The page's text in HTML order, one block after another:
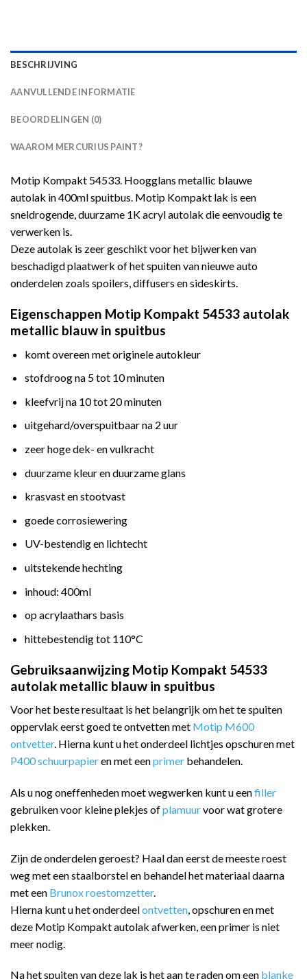
BESCHRIJVING
AANVULLENDE INFORMATIE
BEOORDELINGEN (0)
WAAROM MERCURIUS PAINT?
Motip Kompakt 54533. Hoogglans metallic blauwe
autolak in 400ml spuitbus. Motip Kompakt lak is een
sneldrogende, duurzame 1K acryl autolak die eenvoudig te
verwerken is.
Deze autolak is zeer geschikt voor het bijwerken van
beschadigd plaatwerk of het spuiten van nieuwe auto
onderdelen zoals spoilers, diffusers en sideskirts.
Eigenschappen Motip Kompakt 54533 autolak
metallic blauw in spuitbus
komt overeen met originele autokleur
stofdroog na 5 tot 10 minuten
kleefvrij na 10 tot 20 minuten
uitgehard/overspuitbaar na 2 uur
zeer hoge dek- en vulkracht
duurzame kleur en duurzame glans
krasvast en stootvast
goede corrosiewering
UV-bestendig en lichtecht
uitstekende hechting
inhoud: 400ml
op acrylaathars basis
hittebestendig tot 110°C
Gebruiksaanwijzing Motip Kompakt 54533
autolak metallic blauw in spuitbus
Voor het beste resultaat is het belangrijk om het te spuiten
oppervlak eerst goed te ontvetten met Motip M600
ontvetter. Hierna kunt u het onderdeel lichtjes opschuren met
P400 schuurpapieren met eenprimer behandelen.
Als u nog oneffenheden moet wegwerken kunt u eenfiller
gebruiken voor kleine plekjes ofplamuurvoor wat grotere
plekken.
Zijn de onderdelen geroest? Haal dan eerst de meeste roest
weg met een staalborstel en behandel het materiaal daarna
met een Brunox roestomzetter.
Hierna kunt u het onderdeelontvetten , opschuren en met
deze Motip Kompakt autolak afwerken, een primer is niet
meer nodig.
Na het spuiten van deze lak is het aan te raden om een blanke